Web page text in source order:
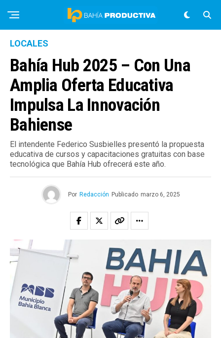
LOCALES
Bahía Hub 2025 – Con Una
Amplia Oferta Educativa
Impulsa La Innovación
Bahiense
El intendente Federico Susbielles presentó la propuesta
educativa de cursos y capacitaciones gratuitas con base
tecnológica que Bahía Hub ofrecerá este año.
Por Redacción Publicado marzo 6, 2025